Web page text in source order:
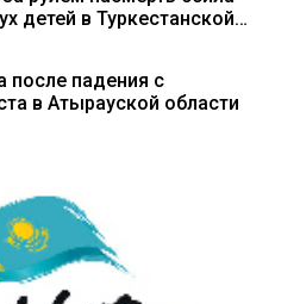
детей в Туркестанской
после падения с
в Атырауской области